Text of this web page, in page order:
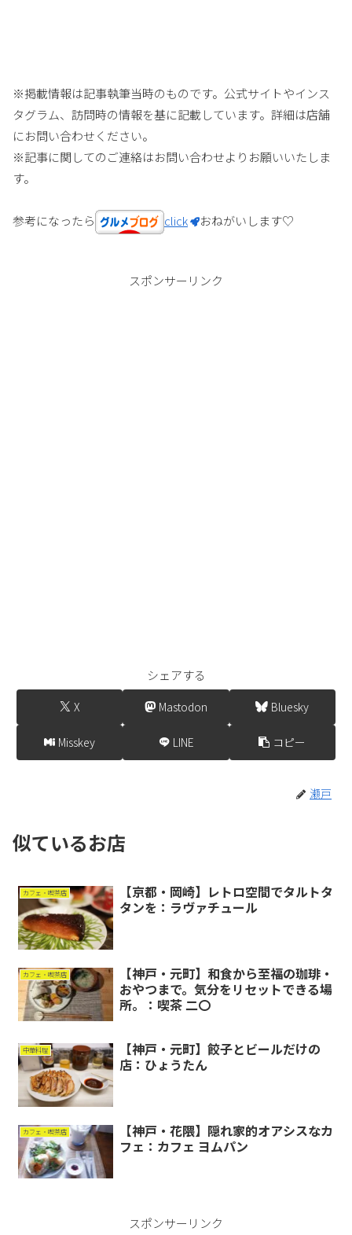
※掲載情報は記事執筆当時のものです。公式サイトやインス
タグラム、訪問時の情報を基に記載しています。詳細は店舗
にお問い合わせください。
※記事に関してのご連絡はお問い合わせよりお願いいたしま
す。
参考になったら click おねがいします♡
スポンサーリンク
シェアする
X Mastodon Bluesky
Misskey LINE コピー
瀬戸
似ているお店
カフェ・喫茶店
【京都・岡崎】レトロ空間でタルトタ
タンを：ラヴァチュール
カフェ・喫茶店
【神戸・元町】和食から至福の珈琲・
おやつまで。気分をリセットできる場
所。：喫茶 二〇
中華料理
【神戸・元町】餃子とビールだけの
店：ひょうたん
カフェ・喫茶店
【神戸・花隈】隠れ家的オアシスなカ
フェ：カフェ ヨムパン
スポンサーリンク